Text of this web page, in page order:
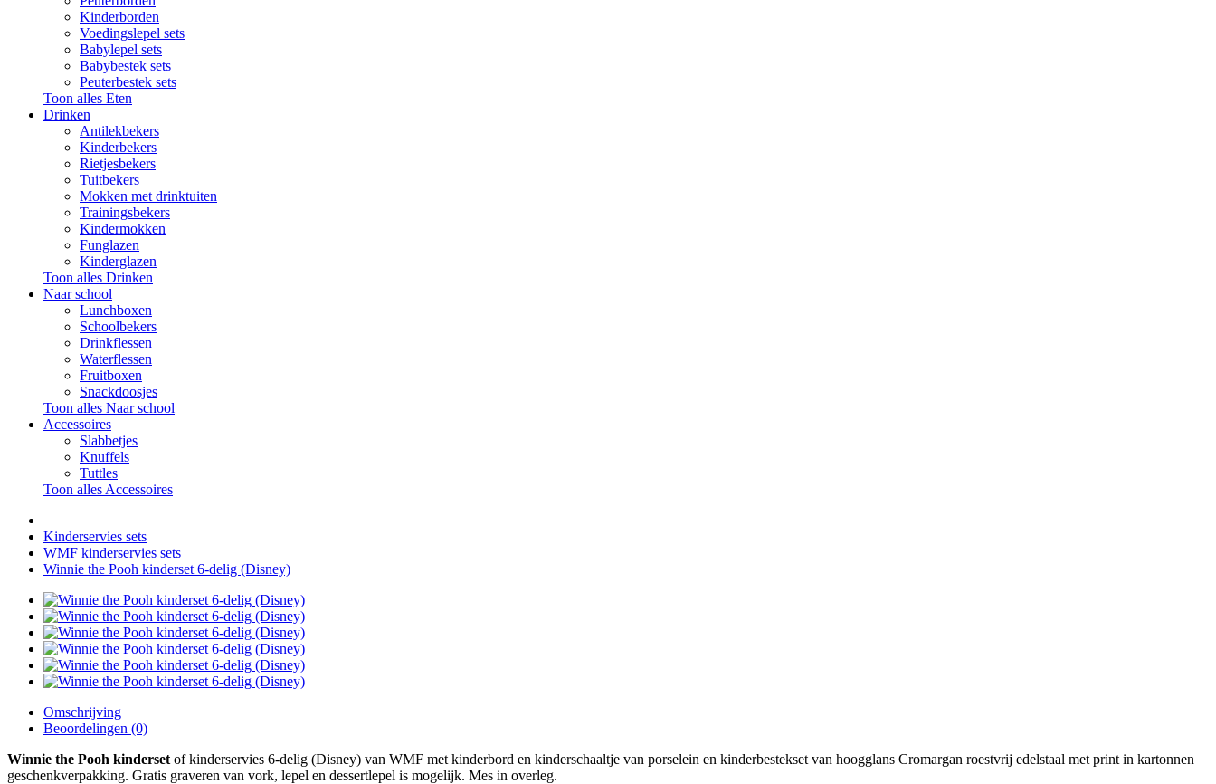
Kinderborden
Voedingslepel sets
Babylepel sets
Babybestek sets
Peuterbestek sets
Toon alles Eten
Drinken
Antilekbekers
Kinderbekers
Rietjesbekers
Tuitbekers
Mokken met drinktuiten
Trainingsbekers
Kindermokken
Funglazen
Kinderglazen
Toon alles Drinken
Naar school
Lunchboxen
Schoolbekers
Drinkflessen
Waterflessen
Fruitboxen
Snackdoosjes
Toon alles Naar school
Accessoires
Slabbetjes
Knuffels
Tuttles
Toon alles Accessoires
Kinderservies sets
WMF kinderservies sets
Winnie the Pooh kinderset 6-delig (Disney)
Omschrijving
Beoordelingen (0)
Winnie the Pooh kinderset of kinderservies 6-delig (Disney) van WMF met kinderbord en kinderschaaltje van porselein en kinderbestekset van hoogglans Cromargan roestvrij edelstaal met print in kartonnen
geschenkverpakking. Gratis graveren van vork, lepel en dessertlepel is mogelijk. Mes in overleg.